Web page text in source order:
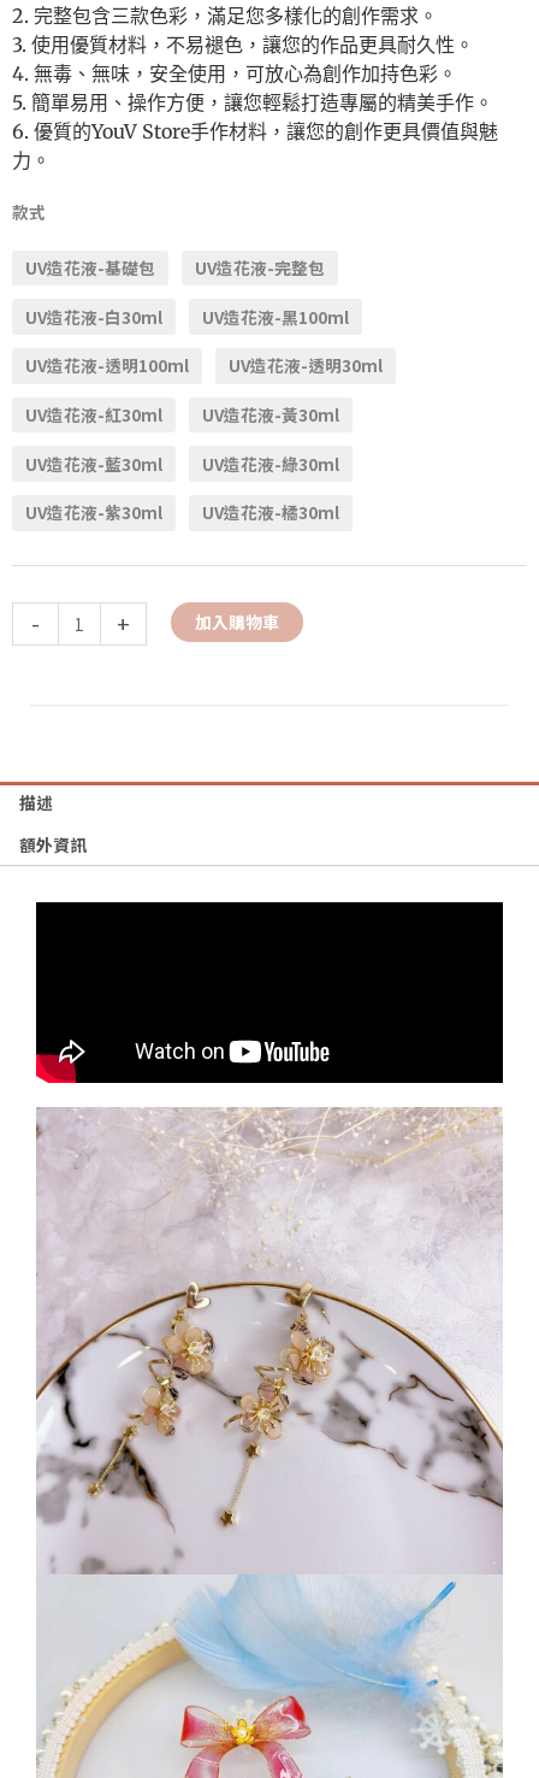
2. 完整包含三款色彩，滿足您多樣化的創作需求。
3. 使用優質材料，不易褪色，讓您的作品更具耐久性。
4. 無毒、無味，安全使用，可放心為創作加持色彩。
5. 簡單易用、操作方便，讓您輕鬆打造專屬的精美手作。
6. 優質的YouV Store手作材料，讓您的創作更具價值與魅
力。
款式
UV造花液-基礎包 UV造花液-完整包
UV造花液-白30ml UV造花液-黑100ml
UV造花液-透明100ml UV造花液-透明30ml
UV造花液-紅30ml UV造花液-黃30ml
UV造花液-藍30ml UV造花液-綠30ml
UV造花液-紫30ml UV造花液-橘30ml
- + 加入購物車
描述
額外資訊